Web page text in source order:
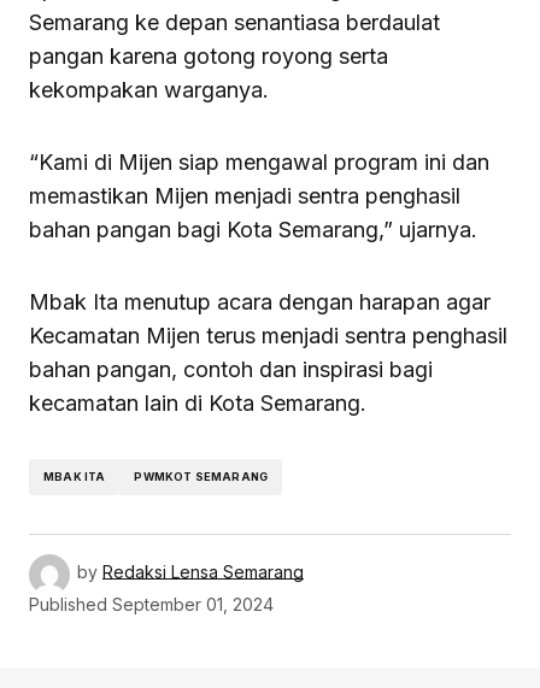
Semarang ke depan senantiasa berdaulat
pangan karena gotong royong serta
kekompakan warganya.
“Kami di Mijen siap mengawal program ini dan
memastikan Mijen menjadi sentra penghasil
bahan pangan bagi Kota Semarang,” ujarnya.
Mbak Ita menutup acara dengan harapan agar
Kecamatan Mijen terus menjadi sentra penghasil
bahan pangan, contoh dan inspirasi bagi
kecamatan lain di Kota Semarang.
MBAK ITA PWMKOT SEMARANG
by Redaksi Lensa Semarang
Published September 01, 2024